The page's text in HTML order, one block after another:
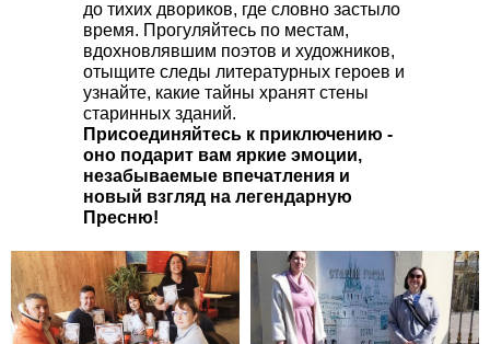
до тихих двориков, где словно застыло
время. Прогуляйтесь по местам,
вдохновлявшим поэтов и художников,
отыщите следы литературных героев и
узнайте, какие тайны хранят стены
старинных зданий.
Присоединяйтесь к приключению -
оно подарит вам яркие эмоции,
незабываемые впечатления и
новый взгляд на легендарную
Пресню!